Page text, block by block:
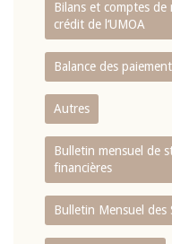
Bilans et comptes de
crédit de l‘UMOA
Balance des
Autres
Bulletin mensuel de
financières
Bulletin Mensuel des